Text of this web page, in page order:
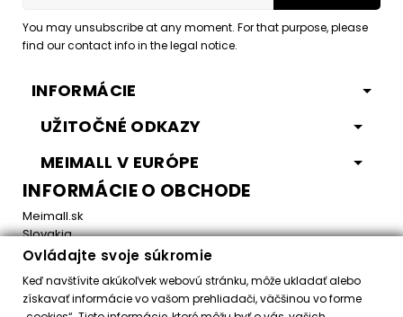
You may unsubscribe at any moment. For that purpose, please
find our contact info in the legal notice.
INFORMÁCIE
UŽITOČNÉ ODKAZY
MEIMALL V EURÓPE
INFORMÁCIE O OBCHODE
Meimall.sk
Slovakia
Email:office@meimall.sk
Ovládajte svoje súkromie
Keď navštívite akúkoľvek webovú stránku, môže ukladať alebo
získavať informácie vo vašom prehliadači, väčšinou vo forme